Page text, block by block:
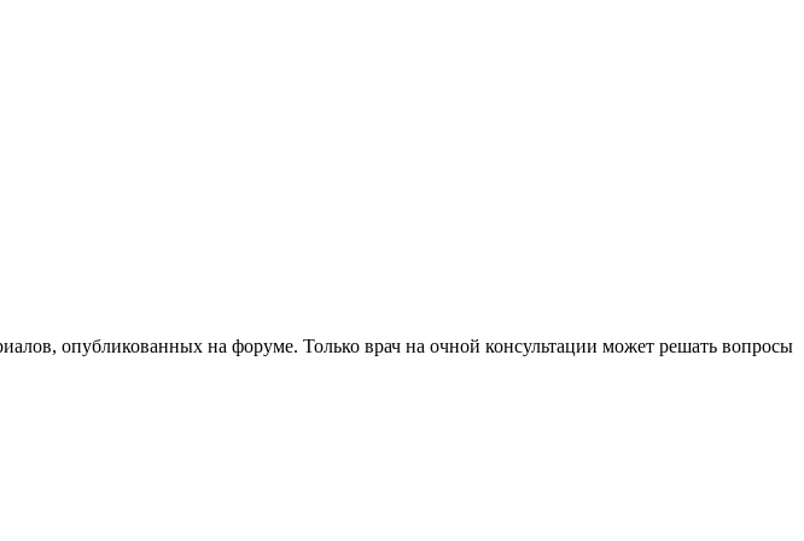
опубликованных на форуме. Только врач на очной консультации может решать вопросы